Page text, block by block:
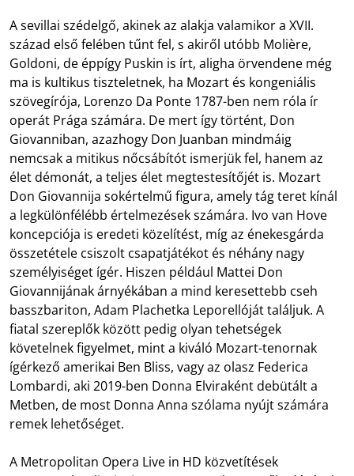
A sevillai szédelgő, akinek az alakja valamikor a XVII.
század első felében tűnt fel, s akiről utóbb Molière,
Goldoni, de éppígy Puskin is írt, aligha örvendene még
ma is kultikus tiszteletnek, ha Mozart és kongeniális
szövegírója, Lorenzo Da Ponte 1787-ben nem róla ír
operát Prága számára. De mert így történt, Don
Giovanniban, azazhogy Don Juanban mindmáig
nemcsak a mitikus nőcsábítót ismerjük fel, hanem az
élet démonát, a teljes élet megtestesítőjét is. Mozart
Don Giovannija sokértelmű figura, amely tág teret kínál
a legkülönfélébb értelmezések számára. Ivo van Hove
koncepciója is eredeti közelítést, míg az énekesgárda
összetétele csiszolt csapatjátékot és néhány nagy
személyiséget ígér. Hiszen például Mattei Don
Giovannijának árnyékában a mind keresettebb cseh
basszbariton, Adam Plachetka Leporellóját találjuk. A
fiatal szereplők között pedig olyan tehetségek
követelnek figyelmet, mint a kiváló Mozart-tenornak
ígérkező amerikai Ben Bliss, vagy az olasz Federica
Lombardi, aki 2019-ben Donna Elviraként debütált a
Metben, de most Donna Anna szólama nyújt számára
remek lehetőséget.
A Metropolitan Opera Live in HD közvetítések